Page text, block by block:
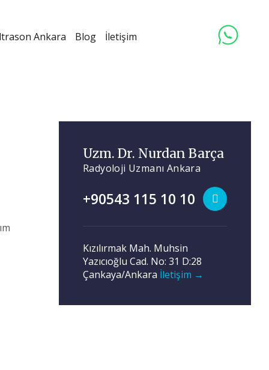
Ankara Blog İletişim
Uzm. Dr. Nurdan Barça
Radyoloji Uzmanı Ankara
+90543 115 10 10
Kızılırmak Mah. Muhsin
Yazıcıoğlu Cad. No: 31 D:28
Çankaya/Ankara İletişim →